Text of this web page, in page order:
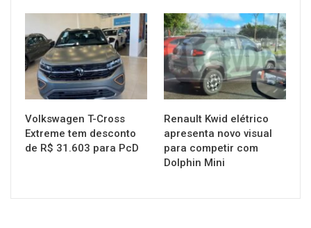
MUNDO AUTOMOTIVO
Volkswagen T-Cross
Extreme tem desconto
de R$ 31.603 para PcD
MUNDO AUTOMOTIVO
Renault Kwid elétrico
apresenta novo visual
para competir com
Dolphin Mini